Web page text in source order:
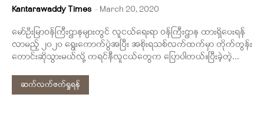
Kantarawaddy Times - March 20, 2020
မော်ဦးမြာဝန်ကြီးဌာနများတွင် လူငယ်ရေးရာ ဝန်ကြီးဌာန ထားရှိပေးရန်
လာမည့် ၂၀၂၀ ရွေးကောက်ပွဲအပြီး အစိုးရသစ်လက်ထက်မှာ တိုက်တွန်း
တောင်းဆိုသွားမယ်လို့ ကရင်နီလူငယ်တွေက ပြောပါတယ်။ပြီးခဲ့တဲ့...
ဆက်လက်ဖတ်ရှုရန်